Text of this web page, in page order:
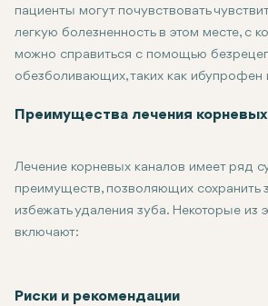
пациенты могут почувствовать
легкую болезненность в этом месте, с
можно справиться с помощью
обезболивающих, таких как
Избегайте жевания обработанного
Преимущества лечения корневых
Лечение корневых каналов имеет ряд
преимуществ, позволяющих сохранить
избежать удаления зуба. Некоторые из
включают:
Обезболивание: Лечение корневых
Риски и рекомендации